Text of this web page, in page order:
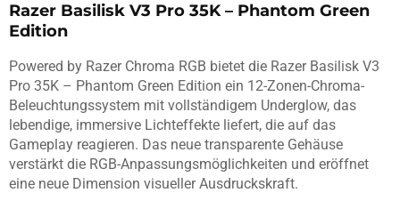
Razer Basilisk V3 Pro 35K – Phantom Green
Edition
Powered by Razer Chroma RGB bietet die Razer Basilisk V3
Pro 35K – Phantom Green Edition ein 12-Zonen-Chroma-
Beleuchtungssystem mit vollständigem Underglow, das
lebendige, immersive Lichteffekte liefert, die auf das
Gameplay reagieren. Das neue transparente Gehäuse
verstärkt die RGB-Anpassungsmöglichkeiten und eröffnet
eine neue Dimension visueller Ausdruckskraft.